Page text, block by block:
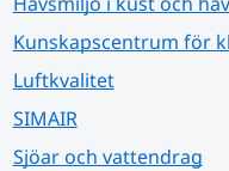
Kunskapscentrum för
Luftkvalitet
SIMAIR
Sjöar och vattendrag